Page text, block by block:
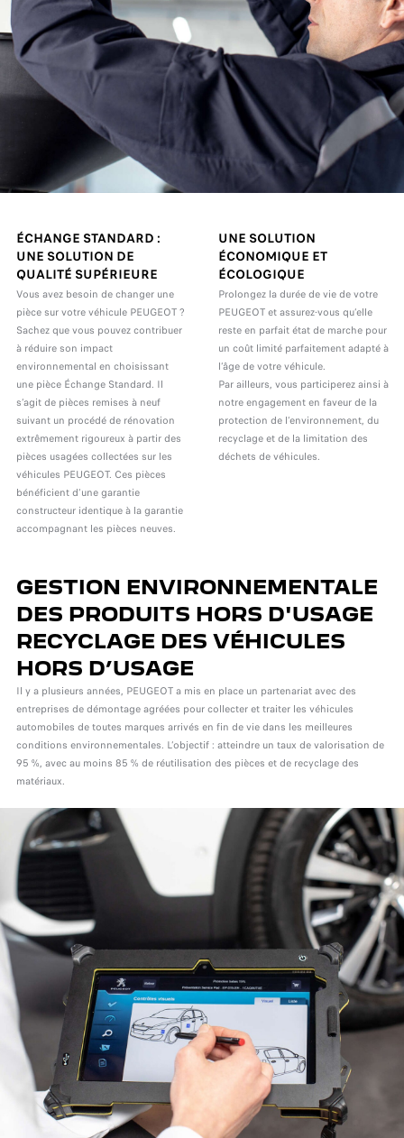
ÉCHANGE STANDARD :
UNE SOLUTION DE
QUALITÉ SUPÉRIEURE
Vous avez besoin de changer une
pièce sur votre véhicule PEUGEOT ?
Sachez que vous pouvez contribuer
à réduire son impact
environnemental en choisissant
une pièce Échange Standard. Il
s’agit de pièces remises à neuf
suivant un procédé de rénovation
extrêmement rigoureux à partir des
pièces usagées collectées sur les
véhicules PEUGEOT. Ces pièces
bénéficient d’une garantie
constructeur identique à la garantie
accompagnant les pièces neuves.
UNE SOLUTION
ÉCONOMIQUE ET
ÉCOLOGIQUE
Prolongez la durée de vie de votre
PEUGEOT et assurez-vous qu’elle
reste en parfait état de marche pour
un coût limité parfaitement adapté à
l’âge de votre véhicule.
Par ailleurs, vous participerez ainsi à
notre engagement en faveur de la
protection de l’environnement, du
recyclage et de la limitation des
déchets de véhicules.
GESTION ENVIRONNEMENTALE
DES PRODUITS HORS D'USAGE
RECYCLAGE DES VÉHICULES
HORS D’USAGE
Il y a plusieurs années, PEUGEOT a mis en place un partenariat avec des
entreprises de démontage agréées pour collecter et traiter les véhicules
automobiles de toutes marques arrivés en fin de vie dans les meilleures
conditions environnementales. L’objectif : atteindre un taux de valorisation de
95 %, avec au moins 85 % de réutilisation des pièces et de recyclage des
matériaux.